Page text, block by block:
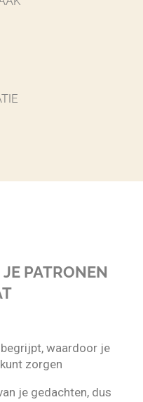
PATRONEN
waardoor je
zorgen
je gedachten, dus